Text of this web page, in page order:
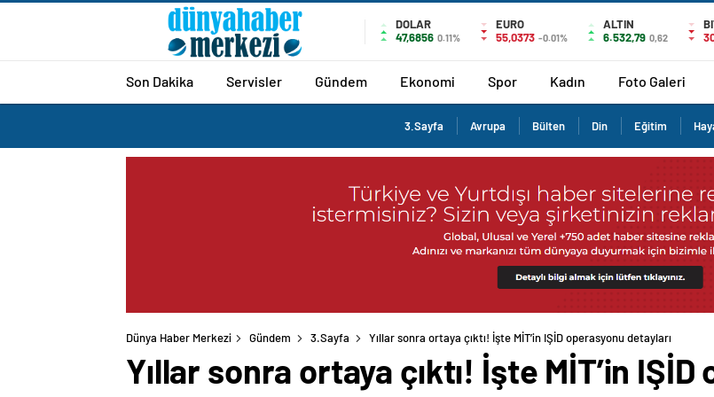
DOLAR
47,6856 0.11%
EURO
55,0373 -0.01%
ALTIN
6.532,79 0,62
Son Dakika Servisler Gündem Ekonomi Spor Kadın Foto Galeri
3.Sayfa Avrupa Bülten Din Eğitim
Dünya Haber Merkezi Gündem 3.Sayfa Yıllar sonra ortaya çıktı! İşte MİT’in IŞİD operasyonu detayları
Yıllar sonra ortaya çıktı! İşte MİT’in